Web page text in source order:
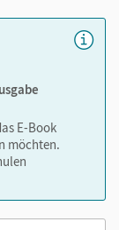
Books. Sie
Schüler/-innen
So
und
E-Book
möchten.